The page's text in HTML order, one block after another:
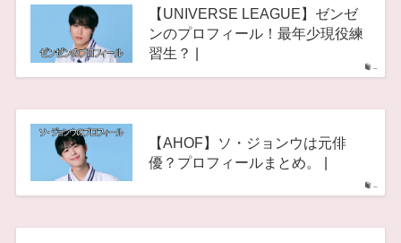
–
【UNIVERSE LEAGUE】ゼンゼ
ンのプロフィール！最年少現役練
習生？ |
–
【AHOF】ソ・ジョンウは元俳
優？プロフィールまとめ。 |